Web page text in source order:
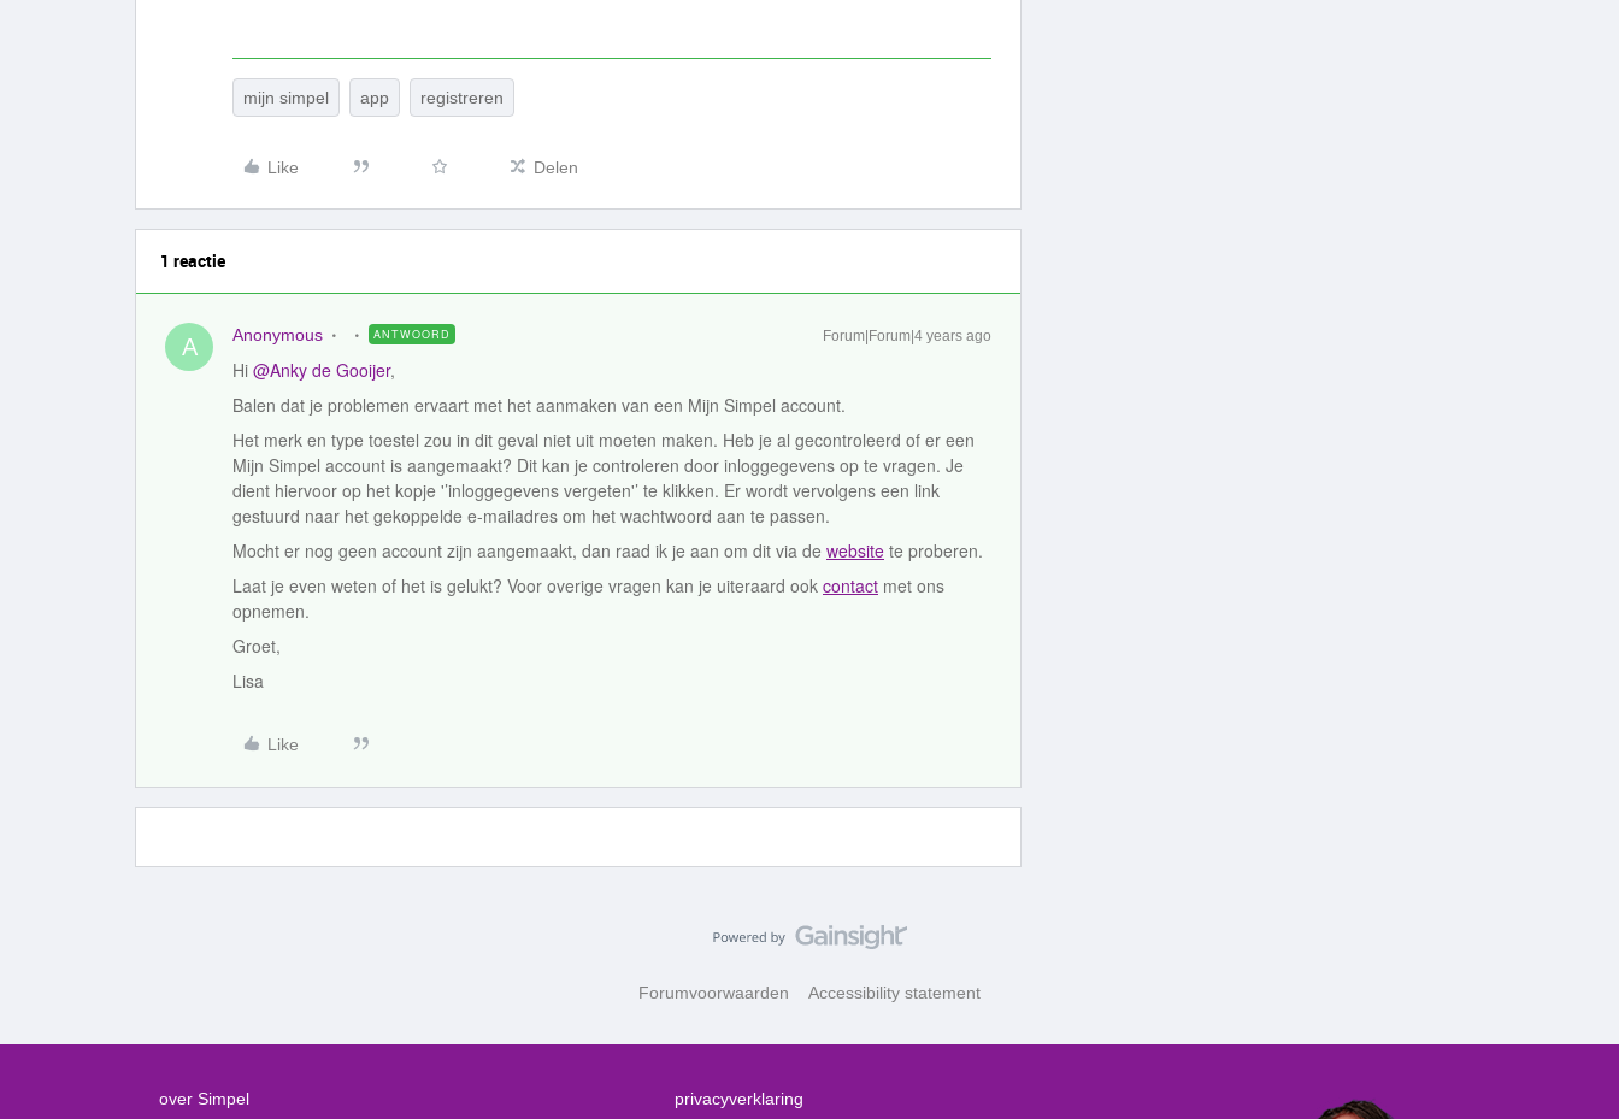
mijn simpel app registreren
Like Delen
1 reactie
A Anonymous ANTWOORD Forum|Forum|4 years ago
Hi @Anky de Gooijer,
Balen dat je problemen ervaart met het aanmaken van een Mijn Simpel account.
Het merk en type toestel zou in dit geval niet uit moeten maken. Heb je al gecontroleerd of er een
Mijn Simpel account is aangemaakt? Dit kan je controleren door inloggegevens op te vragen. Je
dient hiervoor op het kopje '’inloggegevens vergeten'’ te klikken. Er wordt vervolgens een link
gestuurd naar het gekoppelde e-mailadres om het wachtwoord aan te passen.
Mocht er nog geen account zijn aangemaakt, dan raad ik je aan om dit via de website te proberen.
Laat je even weten of het is gelukt? Voor overige vragen kan je uiteraard ook contact met ons
opnemen.
Groet,
Lisa
Like
Forumvoorwaarden Accessibility statement
over Simpel privacyverklaring